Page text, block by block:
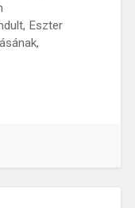
Eszter